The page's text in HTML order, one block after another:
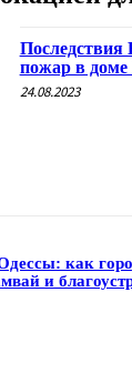
Последствия
пожар в
24.08.2023
как
и